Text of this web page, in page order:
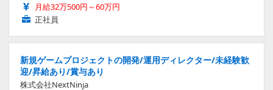
月給32万500円～60万円
正社員
新規ゲームプロジェクトの開発/運用ディレクター/未経験歓
迎/昇給あり/賞与あり
株式会社NextNinja